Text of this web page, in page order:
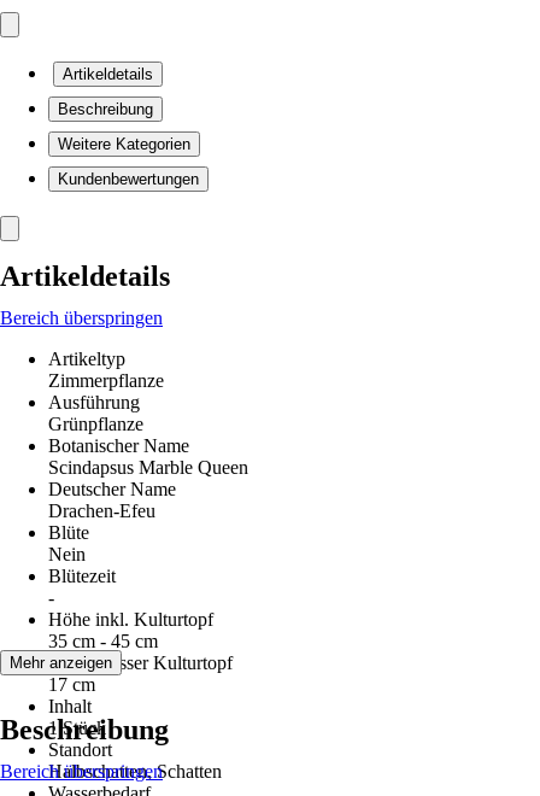
Artikeldetails
Beschreibung
Weitere Kategorien
Kundenbewertungen
Artikeldetails
Bereich überspringen
Artikeltyp
Zimmerpflanze
Ausführung
Grünpflanze
Botanischer Name
Scindapsus Marble Queen
Deutscher Name
Drachen-Efeu
Blüte
Nein
Blütezeit
-
Höhe inkl. Kulturtopf
35 cm - 45 cm
Durchmesser Kulturtopf
17 cm
Inhalt
1 Stück
Standort
Halbschatten, Schatten
Mehr anzeigen
Beschreibung
Bereich überspringen